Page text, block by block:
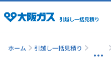
引越し一括見積り
ホーム 引越し一括見積り